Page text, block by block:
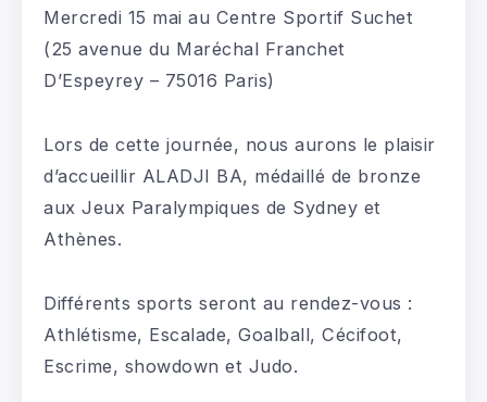
Mercredi 15 mai au Centre Sportif Suchet
(25 avenue du Maréchal Franchet
D’Espeyrey – 75016 Paris)
Lors de cette journée, nous aurons le plaisir
d’accueillir ALADJI BA, médaillé de bronze
aux Jeux Paralympiques de Sydney et
Athènes.
Différents sports seront au rendez-vous :
Athlétisme, Escalade, Goalball, Cécifoot,
Escrime, showdown et Judo.